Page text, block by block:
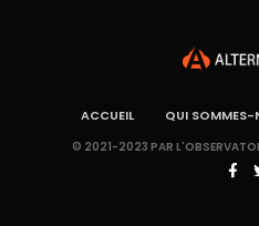
ACCUEIL QUI SOMMES-
© 2021-2023 PAR